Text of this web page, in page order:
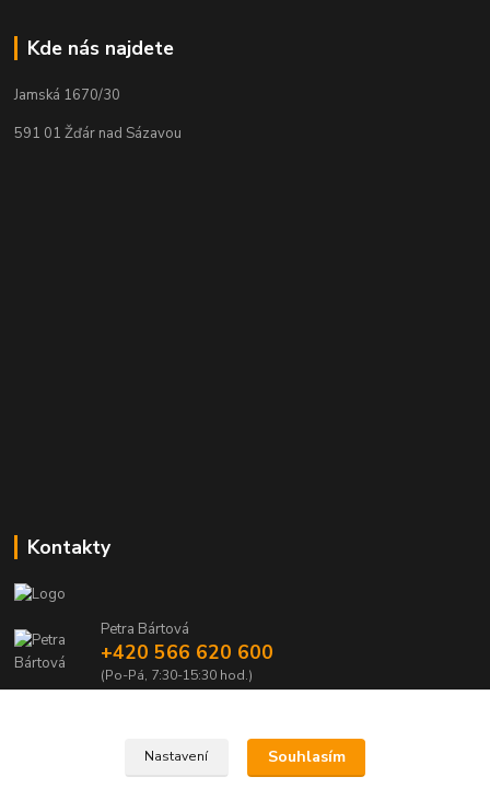
Kde nás najdete
Jamská 1670/30
591 01 Žďár nad Sázavou
Kontakty
Petra Bártová
+420 566 620 600
(Po-Pá, 7:30-15:30 hod.)
Nastavení Souhlasím